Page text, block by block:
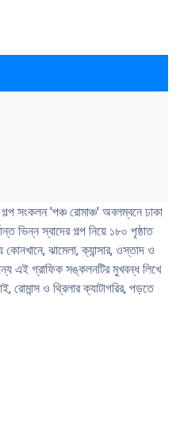
সংকলন 'পঞ্চ রোমাঞ্চ' অবলম্বনে ঢাকা
ভিন্ন স্বাদের গল্প নিয়ে ১৮০ পৃষ্ঠাত
ঝামেলা, ক্যান্সার, ওস্তাদ ও
এই গ্রাফিক সঙ্কলনটির মুখবন্ধ লিখে
রোমান্স ও থ্রিলার ক্যাটাগরির, পড়তে